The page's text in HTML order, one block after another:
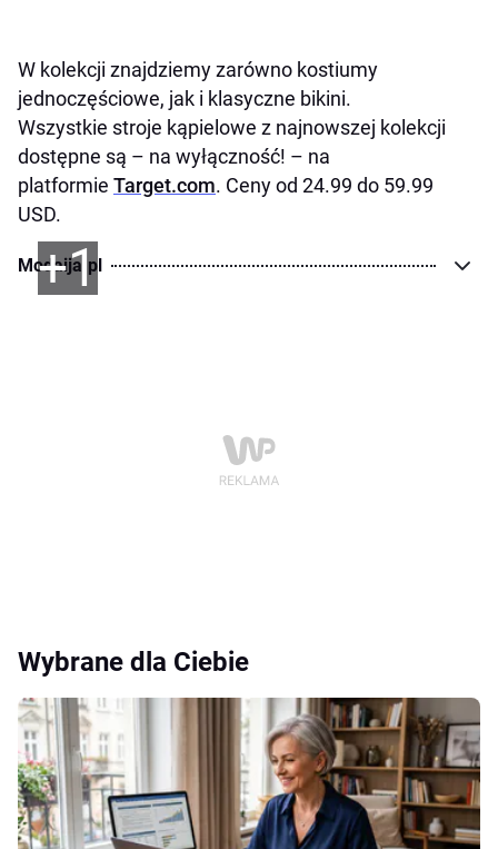
W kolekcji znajdziemy zarówno kostiumy
jednoczęściowe, jak i klasyczne bikini.
Wszystkie stroje kąpielowe z najnowszej kolekcji
dostępne są – na wyłączność! – na
platformie Target.com. Ceny od 24.99 do 59.99
USD.
+1
Modaija.pl
Wybrane dla Ciebie